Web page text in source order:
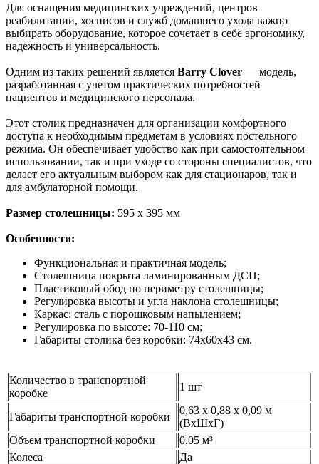
Для оснащения медицинских учреждений, центров
реабилитации, хосписов и служб домашнего ухода важно
выбирать оборудование, которое сочетает в себе эргономику,
надежность и универсальность.
Одним из таких решений является Barry Clover — модель,
разработанная с учетом практических потребностей
пациентов и медицинского персонала.
Этот столик предназначен для организации комфортного
доступа к необходимым предметам в условиях постельного
режима. Он обеспечивает удобство как при самостоятельном
использовании, так и при уходе со стороны специалистов, что
делает его актуальным выбором как для стационаров, так и
для амбулаторной помощи.
Размер столешницы: 595 х 395 мм
Особенности:
Функциональная и практичная модель;
Столешница покрыта ламинированным ДСП;
Пластиковый обод по периметру столешницы;
Регулировка высоты и угла наклона столешницы;
Каркас: сталь с порошковым напылением;
Регулировка по высоте: 70-110 см;
Габариты столика без коробки: 74х60х43 см.
Количество в транспортной
коробке
1 шт
Габариты транспортной коробки
0,63 x 0,88 x 0,09 м
(ВхШхГ)
Объем транспортной коробки
0,05 м³
Колеса
Да